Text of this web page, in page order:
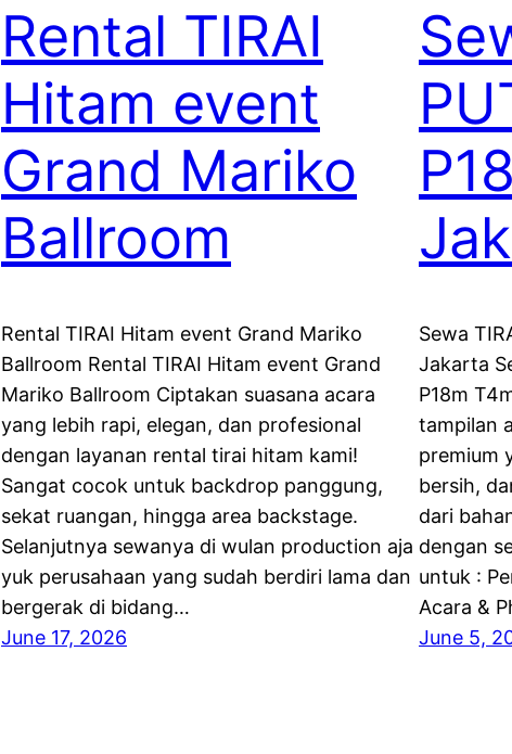
Rental TIRAI
Hitam event
Grand Mariko
Ballroom
Rental TIRAI Hitam event Grand Mariko
Ballroom Rental TIRAI Hitam event Grand
Mariko Ballroom Ciptakan suasana acara
yang lebih rapi, elegan, dan profesional
dengan layanan rental tirai hitam kami!
Sangat cocok untuk backdrop panggung,
sekat ruangan, hingga area backstage.
Selanjutnya sewanya di wulan production aja
yuk perusahaan yang sudah berdiri lama dan
bergerak di bidang…
June 17, 2026
Sewa
Jakarta
P18m
tampilan
premium
bersih,
dari
dengan
untuk :
Acara &
June 5,